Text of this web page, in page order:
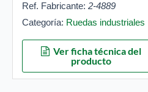
Ref. Fabricante: 2-4889
Categoría: Ruedas industriales
Ver ficha técnica del
producto